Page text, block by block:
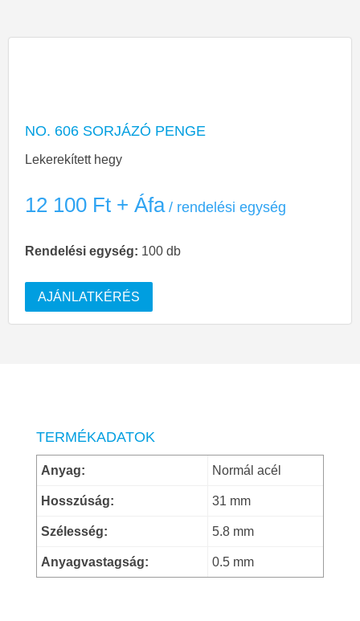
NO. 606 SORJÁZÓ PENGE
Lekerekített hegy
12 100 Ft + Áfa
Rendelési egység: 100 db
AJÁNLATKÉRÉS
TERMÉKADATOK
Anyag: Normál acél
Hosszúság: 31 mm
Szélesség: 5.8 mm
Anyagvastagság: 0.5 mm